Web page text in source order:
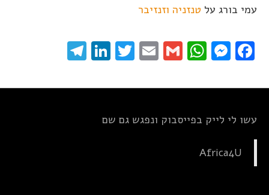
עמי בורג על טנזניה וזנזיבר
Facebook
Messenger
WhatsApp
Gmail
Email
Twitter
LinkedIn
עשו לי לייק בפייסבוק ונפגש גם שם
Africa4U